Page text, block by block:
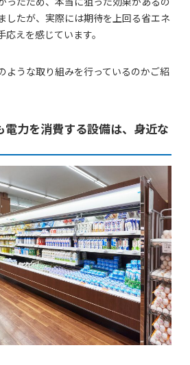
したが、実際には期待を上回る省エネ
えを感じています。
ような取り組みを行っているのかご紹
電力を消費する設備は、身近な